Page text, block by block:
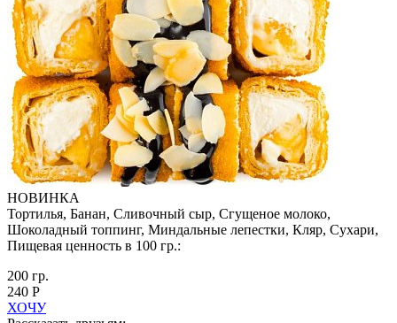
НОВИНКА
Тортилья, Банан, Сливочный сыр, Сгущеное молоко,
Шоколадный топпинг, Миндальные лепестки, Кляр, Сухари,
Пищевая ценность в 100 гр.:
200 гр.
240 Р
ХОЧУ